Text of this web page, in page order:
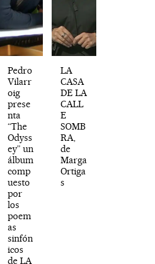
Pedro
Vilarr
oig
prese
nta
“The
Odyss
ey” un
álbum
comp
uesto
por
los
poem
as
sinfón
icos
de LA
LA
CASA
DE LA
CALL
E
SOMB
RA,
de
Marga
Ortiga
s